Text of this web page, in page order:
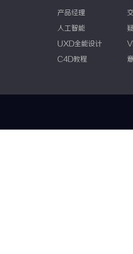
产品经理
人工智能
UXD全能设计
C4D教程